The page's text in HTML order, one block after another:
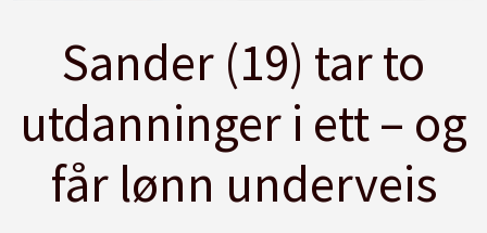
Sander (19) tar to
utdanninger i ett – og
får lønn underveis